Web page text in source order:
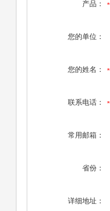
产品：
您的单位：
您的姓名：
联系电话：
常用邮箱：
省份：
详细地址：